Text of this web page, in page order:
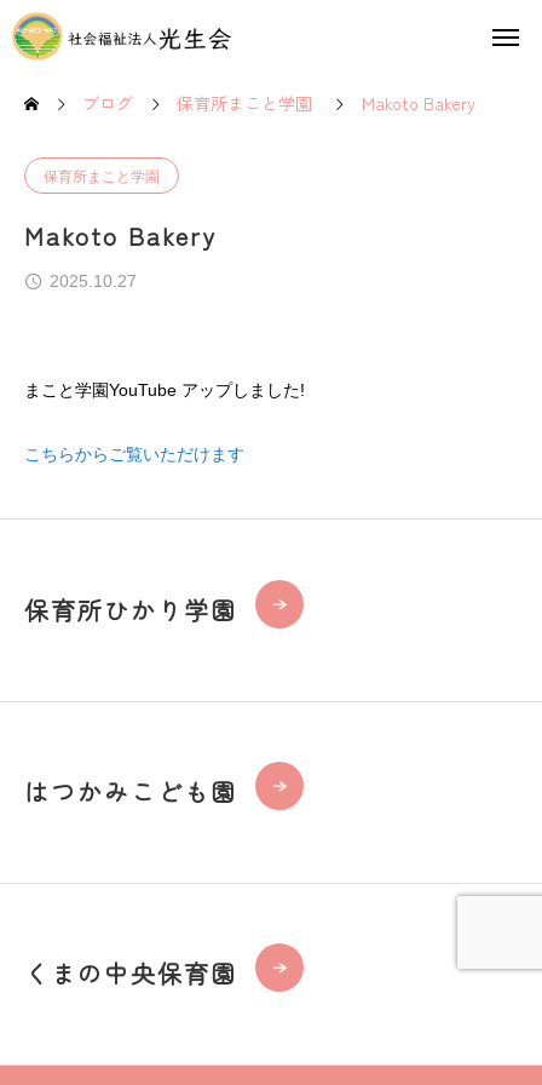
ブログ 保育所まこと学園 Makoto Bakery
保育所まこと学園
Makoto Bakery
2025.10.27
まこと学園YouTube アップしました!
こちらからご覧いただけます
保育所ひかり学園
はつかみこども園
くまの中央保育園